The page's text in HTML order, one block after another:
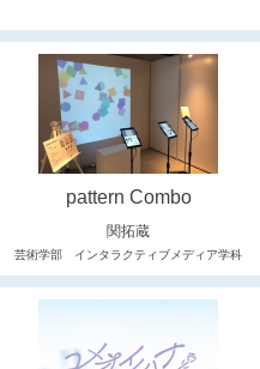
pattern Combo
関拓蔵
芸術学部 インタラクティブメディア学科